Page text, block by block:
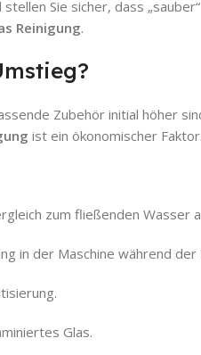
Sie sicher, dass
Reinigung.
Zubehör initial höher
ist ein ökonomischer Faktor.
zum fließenden Wasser
in der Maschine während der
Glas.